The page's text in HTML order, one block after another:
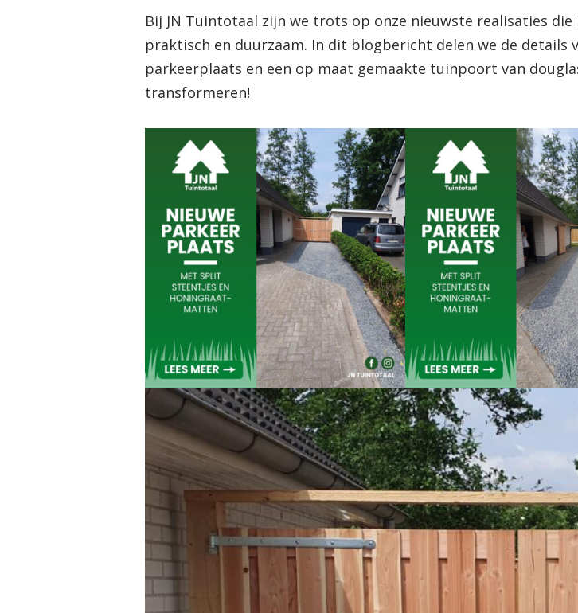
Bij JN Tuintotaal zijn we trots op onze nieuwste realisaties
praktisch en duurzaam. In dit blogbericht delen we de details
parkeerplaats en een op maat gemaakte tuinpoort van
transformeren!